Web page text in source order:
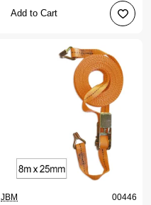
Add to Cart
JBM 00446